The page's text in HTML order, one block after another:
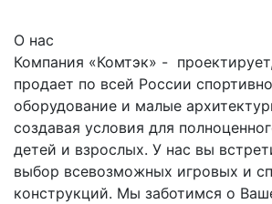
О нас
Компания «Комтэк» -
продает по всей России
оборудование и малые
создавая условия для
детей и взрослых. У нас вы
выбор всевозможных игровых и
конструкций. Мы заботимся о